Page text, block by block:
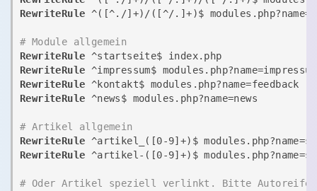
RewriteRule ^([^./]+)/([^/.]+)$
# Module allgemein
RewriteRule
RewriteRule
RewriteRule
RewriteRule ^news$ modules.php?name=news
# Artikel allgemein
RewriteRule ^artikel_([0-9]+)$
RewriteRule ^artikel-([0-9]+)$
# Oder Artikel speziell verlinkt. Bitte Autoreifen